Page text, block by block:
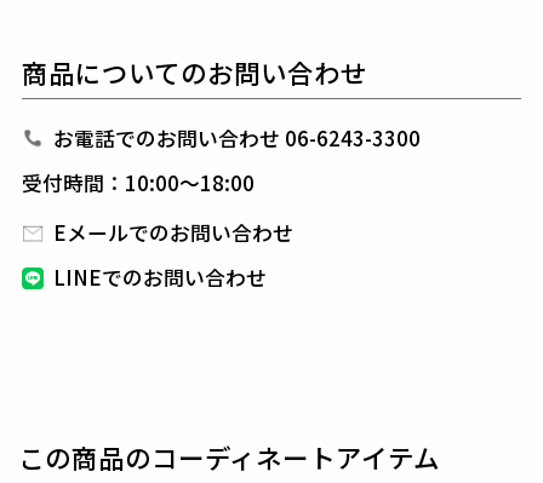
なハイテク素材を採用し、ただ派手な物ではなくテー
ラーリングを得意とする同ブランドならではの立体パ
ターンにより、洗練された高いデザイン性と
をもたらします。
素材
ポリエステル100%
商品についてのお問い合わせ
お電話でのお問い合わせ 06-6243-3300
受付時間：10:00～18:00
Eメールでのお問い合わせ
LINEでのお問い合わせ
この商品のコーディネートアイテム